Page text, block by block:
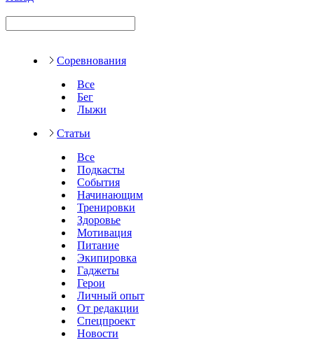
Соревнования
Все
Бег
Лыжи
Статьи
Все
Подкасты
События
Начинающим
Тренировки
Здоровье
Мотивация
Питание
Экипировка
Гаджеты
Герои
Личный опыт
От редакции
Спецпроект
Новости